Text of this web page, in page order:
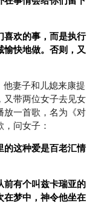
喜欢的事，而是执行
快地做。否则，又
他妻子和儿媳来康提
又带两位女子去见女
放一首歌，名为《对
问女子：
的这种爱是百老汇情
前有个叫兹卡瑞亚的
在梦中，神令他坐在